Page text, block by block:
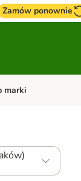
Zamów ponownie
menu kategorii:
marki